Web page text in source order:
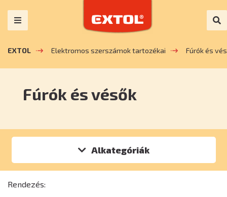
EXTOL Elektromos szerszámok tartozékai Fúrók és
Fúrók és vésők
Alkategóriák
Rendezés: